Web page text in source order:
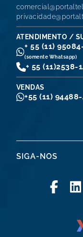
ATENDIMENTO /
+ 55 (11)
(somente Whatsapp)
+ 55 (11)2538-
VENDAS
+55 (11)
SIGA-NOS